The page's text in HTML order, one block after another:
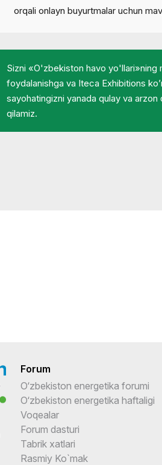
orqali onlayn buyurtmalar uchun
Sizni «O'zbekiston havo yo'llari»ning
foydalanishga va Iteca Exhibitions
sayohatingizni yanada qulay va arzon
qilamiz.
Forum
O‘zbekiston energetika forumi
O‘zbekiston energetika haftaligi
Voqealar
Forum dasturi
Tabrik xatlari
Rasmiy Ko`mak